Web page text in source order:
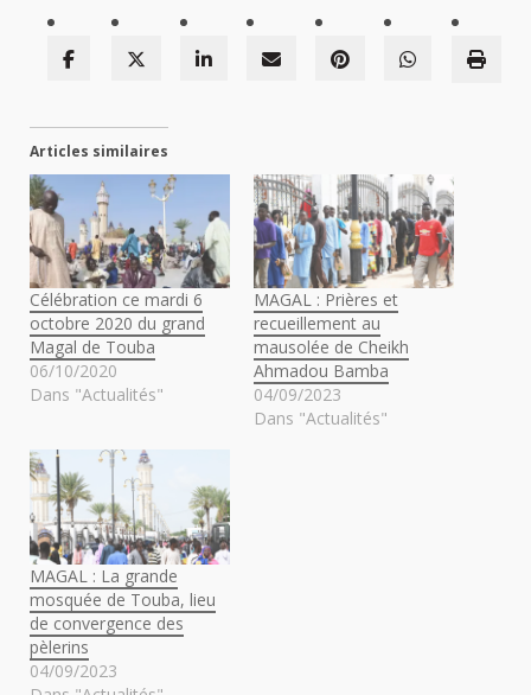
Articles similaires
Célébration ce mardi 6
octobre 2020 du grand
Magal de Touba
06/10/2020
Dans "Actualités"
MAGAL : Prières et
recueillement au
mausolée de Cheikh
Ahmadou Bamba
04/09/2023
Dans "Actualités"
MAGAL : La grande
mosquée de Touba, lieu
de convergence des
pèlerins
04/09/2023